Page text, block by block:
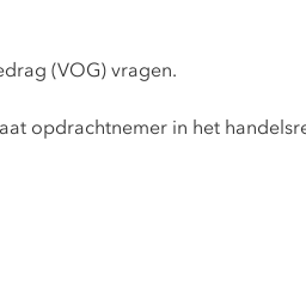
(VOG) vragen.
opdrachtnemer in het